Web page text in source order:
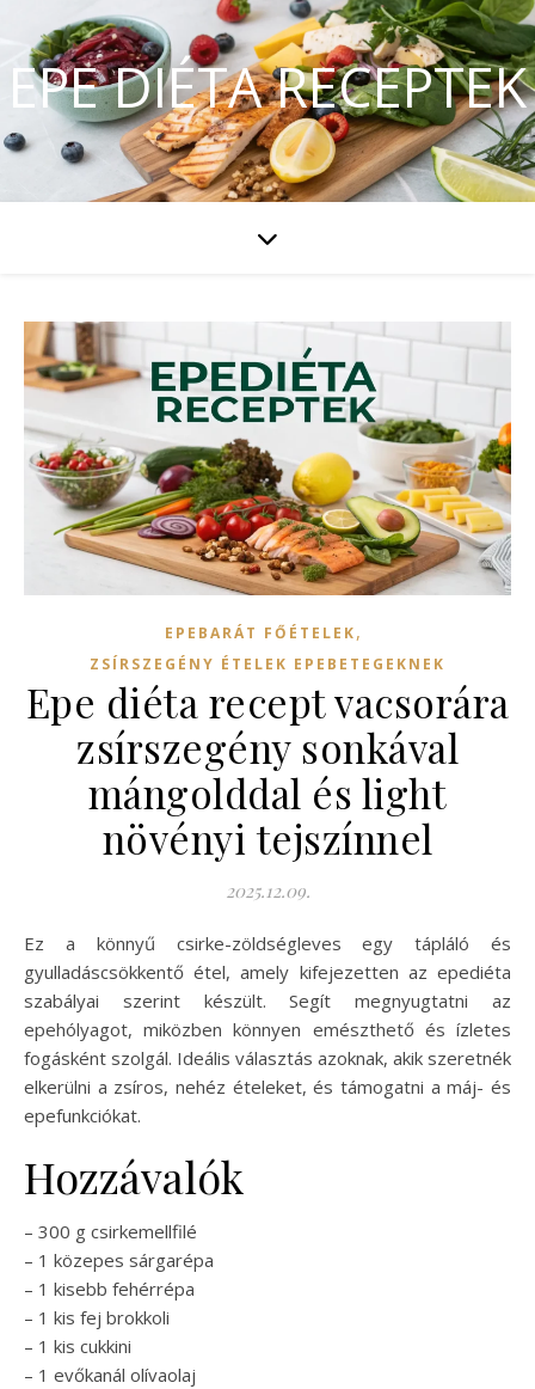
EPE DIÉTA RECEPTEK
EPEBARÁT FŐÉTELEK,
ZSÍRSZEGÉNY ÉTELEK EPEBETEGEKNEK
Epe diéta recept vacsorára
zsírszegény sonkával
mángolddal és light
növényi tejszínnel
2025.12.09.
Ez a könnyű csirke-zöldségleves egy tápláló és
gyulladáscsökkentő étel, amely kifejezetten az epediéta
szabályai szerint készült. Segít megnyugtatni az
epehólyagot, miközben könnyen emészthető és ízletes
fogásként szolgál. Ideális választás azoknak, akik szeretnék
elkerülni a zsíros, nehéz ételeket, és támogatni a máj- és
epefunkciókat.
Hozzávalók
– 300 g csirkemellfilé
– 1 közepes sárgarépa
– 1 kisebb fehérrépa
– 1 kis fej brokkoli
– 1 kis cukkini
– 1 evőkanál olívaolaj